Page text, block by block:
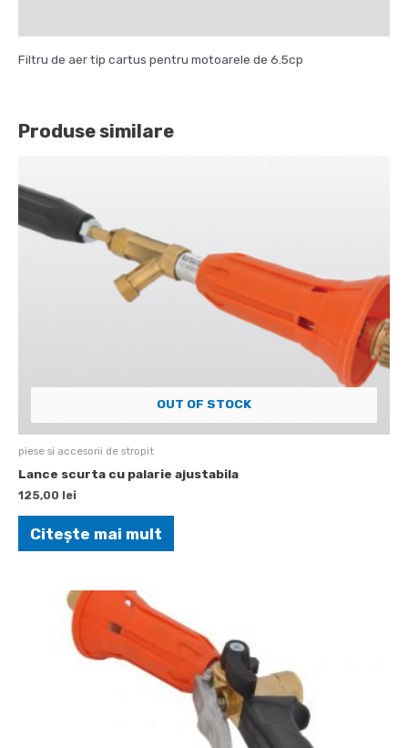
Filtru de aer tip cartus pentru motoarele de 6.5cp
Produse similare
OUT OF STOCK
piese si accesorii de stropit
Lance scurta cu palarie ajustabila
125,00 lei
Citește mai mult